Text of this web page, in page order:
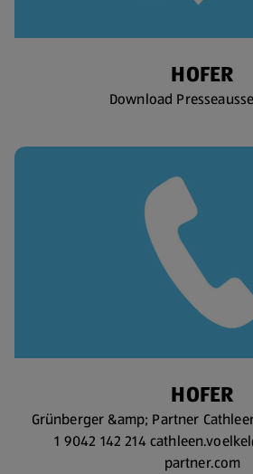
HOFER
Download
HOFER
Grünberger &amp; Partner
1 9042 142 214
partner.com